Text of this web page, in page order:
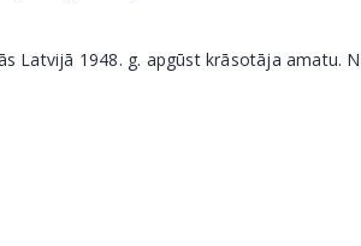
Latvijā 1948. g. apgūst krāsotāja amatu.